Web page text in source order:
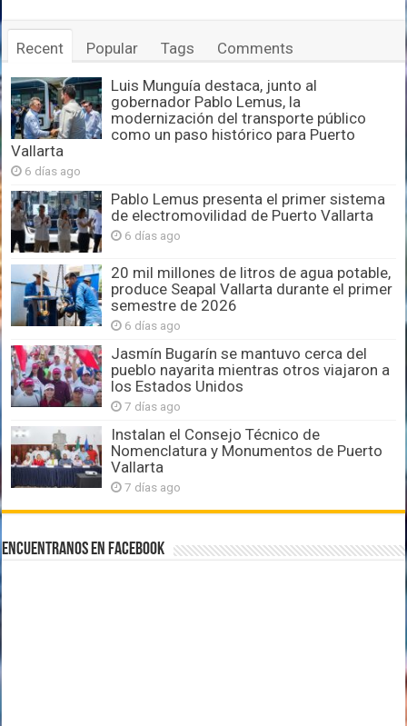
Recent Popular Tags Comments
Luis Munguía destaca, junto al
gobernador Pablo Lemus, la
modernización del transporte público
como un paso histórico para Puerto
Vallarta
6 días ago
Pablo Lemus presenta el primer sistema
de electromovilidad de Puerto Vallarta
6 días ago
20 mil millones de litros de agua potable,
produce Seapal Vallarta durante el primer
semestre de 2026
6 días ago
Jasmín Bugarín se mantuvo cerca del
pueblo nayarita mientras otros viajaron a
los Estados Unidos
7 días ago
Instalan el Consejo Técnico de
Nomenclatura y Monumentos de Puerto
Vallarta
7 días ago
Encuentranos en Facebook